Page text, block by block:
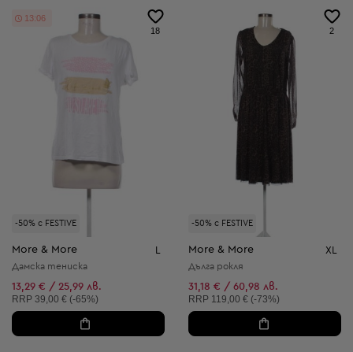
-50% с FESTIVE
18
More & More
Дамска тениска
13,29 € / 25,99 лв.
Препоръчителна цена:
RRP 39,00 € (-65%)
13:05
-50% с FESTIVE
2
More & More XL
Дълга рокля
31,18 € / 60,98 лв.
Препоръчителна цена:
RRP 119,00 € (-73%)